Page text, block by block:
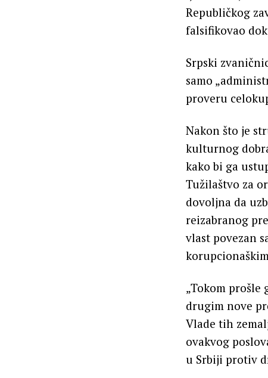
Republičkog
falsifikovao
Srpski
samo
proveru
Nakon što je
kulturnog
kako bi ga
Tužilaštvo za
dovoljna da
reizabranog
vlast povezan
„Tokom prošle
drugim nove
Vlade tih
ovakvog
u Srbiji protiv